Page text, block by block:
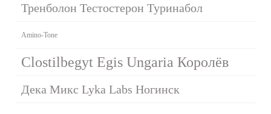
Тренболон Тестостерон Туринабол
Amino-Tone
Clostilbegyt Egis Ungaria Королёв
Дека Микс Lyka Labs Ногинск